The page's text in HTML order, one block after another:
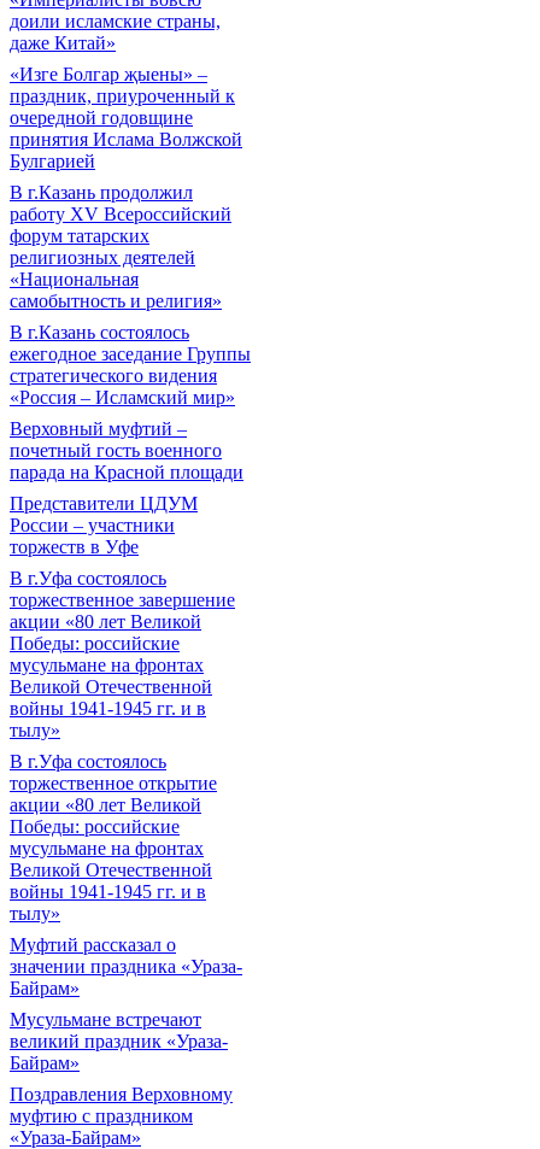
доили исламские страны,
даже Китай»
«Изге Болгар җыены» –
праздник, приуроченный к
очередной годовщине
принятия Ислама Волжской
Булгарией
В г.Казань продолжил
работу XV Всероссийский
форум татарских
религиозных деятелей
«Национальная
самобытность и религия»
В г.Казань состоялось
ежегодное заседание Группы
стратегического видения
«Россия – Исламский мир»
Верховный муфтий –
почетный гость военного
парада на Красной площади
Представители ЦДУМ
России – участники
торжеств в Уфе
В г.Уфа состоялось
торжественное завершение
акции «80 лет Великой
Победы: российские
мусульмане на фронтах
Великой Отечественной
войны 1941-1945 гг. и в
тылу»
В г.Уфа состоялось
торжественное открытие
акции «80 лет Великой
Победы: российские
мусульмане на фронтах
Великой Отечественной
войны 1941-1945 гг. и в
тылу»
Муфтий рассказал о
значении праздника «Ураза-
Байрам»
Мусульмане встречают
великий праздник «Ураза-
Байрам»
Поздравления Верховному
муфтию с праздником
«Ураза-Байрам»